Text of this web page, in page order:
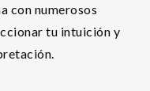
con numerosos
tu intuición y